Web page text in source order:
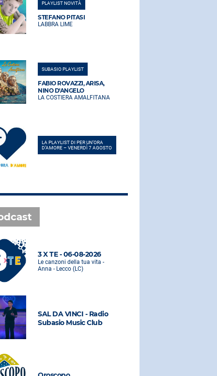
PLAYLIST NOVITÀ
STEFANO PITASI
LABBRA LIME
SUBASIO PLAYLIST
FABIO ROVAZZI, ARISA,
NINO D'ANGELO
LA COSTIERA AMALFITANA
LA PLAYLIST DI PER UN’ORA
D’AMORE – VENERDÌ 7 AGOSTO
3 X TE - 06-08-2026
Le canzoni della tua vita -
Anna - Lecco (LC)
SAL DA VINCI - Radio
Subasio Music Club